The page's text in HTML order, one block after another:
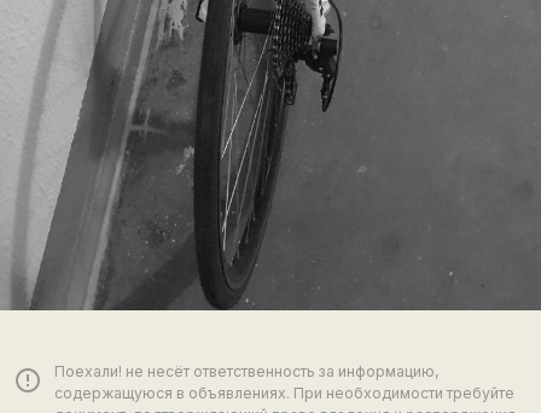
error_outline
Поехали! не несёт ответственность за информацию,
содержащуюся в объявлениях. При необходимости требуйте